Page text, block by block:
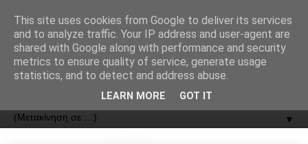
ΟΔΟΣ
▼
This site uses cookies from Google to deliver its services
and to analyze traffic. Your IP address and user-agent are
shared with Google along with performance and security
metrics to ensure quality of service, generate usage
statistics, and to detect and address abuse.
LEARN MORE GOT IT